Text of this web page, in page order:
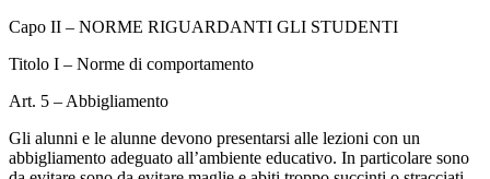
Capo II – NORME RIGUARDANTI GLI STUDENTI
Titolo I – Norme di comportamento
Art. 5 – Abbigliamento
Gli alunni e le alunne devono presentarsi alle lezioni con un
abbigliamento adeguato all’ambiente educativo. In particolare sono